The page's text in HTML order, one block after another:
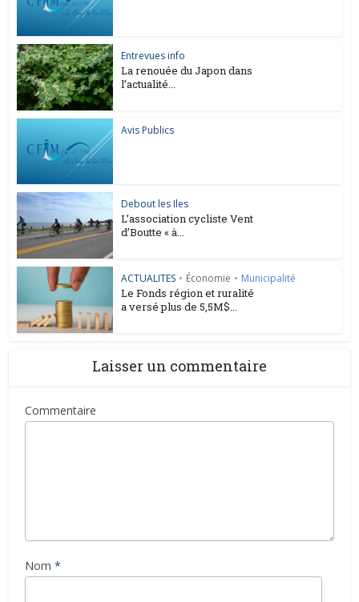
Entrevues info
La renouée du Japon dans
l’actualité...
Avis Publics
Debout les Iles
L’association cycliste Vent
d’Boutte « à...
ACTUALITES • Économie • Municipalité
Le Fonds région et ruralité
a versé plus de 5,5M$...
Laisser un commentaire
Commentaire
Nom *